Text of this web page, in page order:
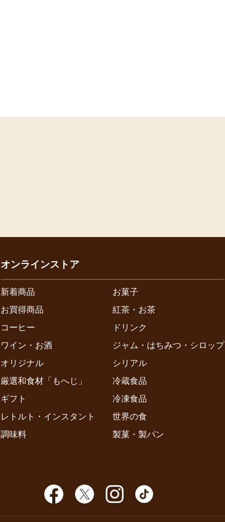
オンラインストア
新着商品
お菓子
お買得商品
紅茶・お茶
コーヒー
ドリンク
ワイン・お酒
ジャム・はちみつ・シロップ
オリジナル
シリアル
厳選和食材「もへじ」
冷蔵食品
ギフト
冷凍食品
レトルト・インスタント
世界の食
調味料
製菓・製パン